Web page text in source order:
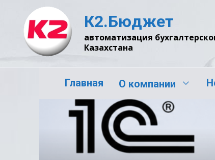
содержанию
К2.Бюджет
автоматизация
Казахстана
Главная О компании